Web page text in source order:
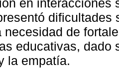
en interacciones
dificultades
necesidad de
educativas, dado
la empatía.